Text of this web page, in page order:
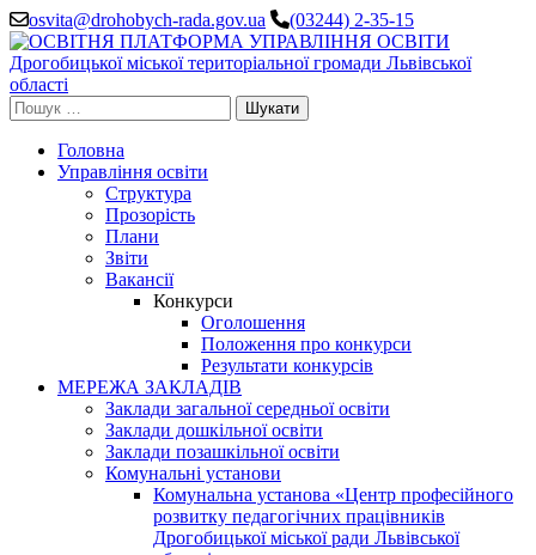
Перейти
до
вмісту
(натисніть
Enter)
osvita@drohobych-rada.gov.ua (03244) 2-35-15
Пошук:
Головна
Управління освіти
Структура
Прозорість
Плани
Звіти
Вакансії
Конкурси
Оголошення
Положення про конкурси
Результати конкурсів
МЕРЕЖА ЗАКЛАДІВ
Заклади загальної середньої освіти
Заклади дошкільної освіти
Заклади позашкільної освіти
Комунальні установи
Комунальна установа «Центр професійного
розвитку педагогічних працівників
Дрогобицької міської ради Львівської